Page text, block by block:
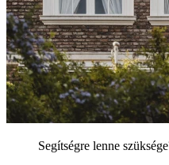
Segítségre lenne